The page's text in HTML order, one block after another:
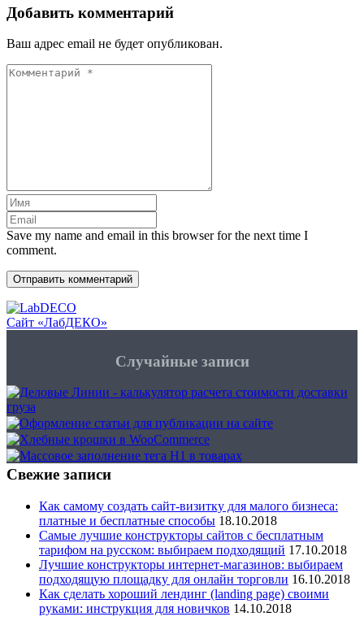
Добавить комментарий
Ваш адрес email не будет опубликован.
Save my name and email in this browser for the next time I
comment.
Отправить комментарий
Сайт «ЛабДЕКО»
Случайные записи
Свежие записи
Как самому создать сайт-визитку для малого бизнеса:
платные и бесплатные способы 18.10.2018
Самые лучшие конструкторы сайтов с бесплатным
тарифом на русском: выбираем подходящий 17.10.2018
Лучшие конструкторы интернет-магазинов: выбираем
подходящую площадку для онлайн торговли 16.10.2018
Как сделать хороший лендинг (landing page) своими
руками: инструкция для новичков 14.10.2018